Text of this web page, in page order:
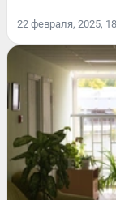
22 февраля, 2025,